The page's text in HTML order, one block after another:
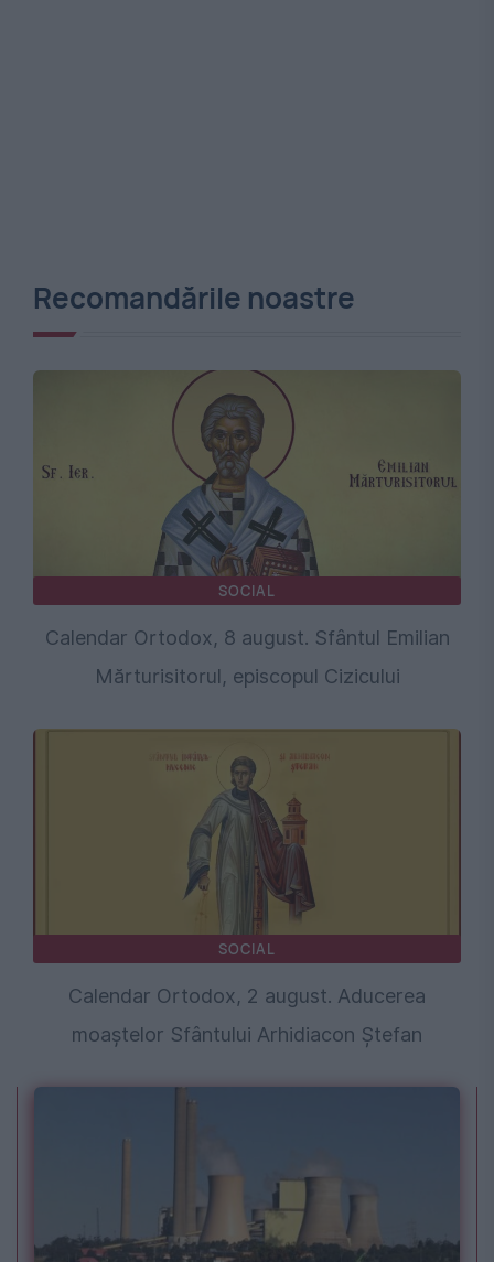
Recomandările noastre
SOCIAL
Calendar Ortodox, 8 august. Sfântul Emilian
Mărturisitorul, episcopul Cizicului
SOCIAL
Calendar Ortodox, 2 august. Aducerea
moaștelor Sfântului Arhidiacon Ștefan